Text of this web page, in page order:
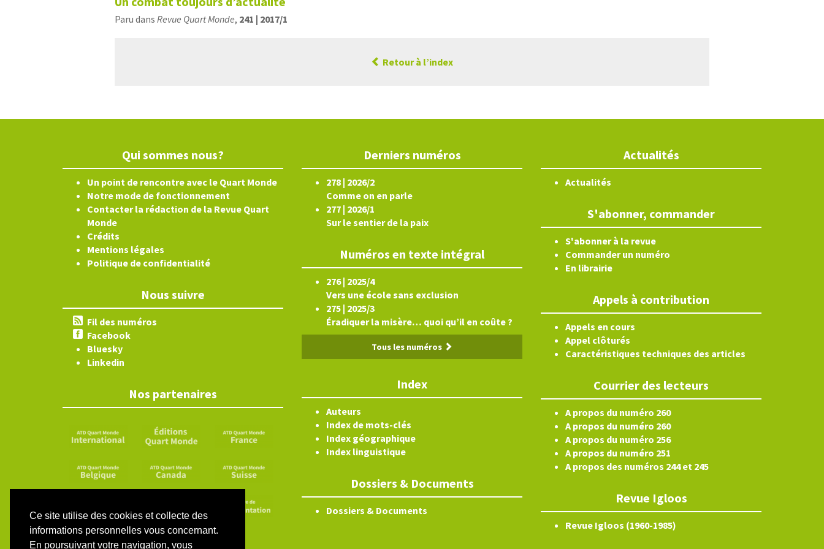
Ce site utilise des cookies et collecte des
informations personnelles vous concernant.
En poursuivant votre navigation, vous
Paru dans Revue Quart Monde, 241 | 2017/1
Retour à l’index
Qui sommes nous?
Un point de rencontre avec le Quart Monde
Notre mode de fonctionnement
Contacter la rédaction de la Revue Quart
Monde
Crédits
Mentions légales
Politique de confidentialité
Nous suivre
Fil des numéros
Facebook
Bluesky
Linkedin
Nos partenaires
Derniers numéros
278 | 2026/2
Comme on en parle
277 | 2026/1
Sur le sentier de la paix
Numéros en texte intégral
276 | 2025/4
Vers une école sans exclusion
275 | 2025/3
Éradiquer la misère… quoi qu’il en coûte ?
Tous les numéros
Index
Auteurs
Index de mots-clés
Index géographique
Index linguistique
Dossiers & Documents
Dossiers & Documents
Actualités
Actualités
S'abonner, commander
S'abonner à la revue
Commander un numéro
En librairie
Appels à contribution
Appels en cours
Appel clôturés
Caractéristiques techniques des articles
Courrier des lecteurs
A propos du numéro 260
A propos du numéro 260
A propos du numéro 256
A propos du numéro 251
A propos des numéros 244 et 245
Revue Igloos
Revue Igloos (1960-1985)